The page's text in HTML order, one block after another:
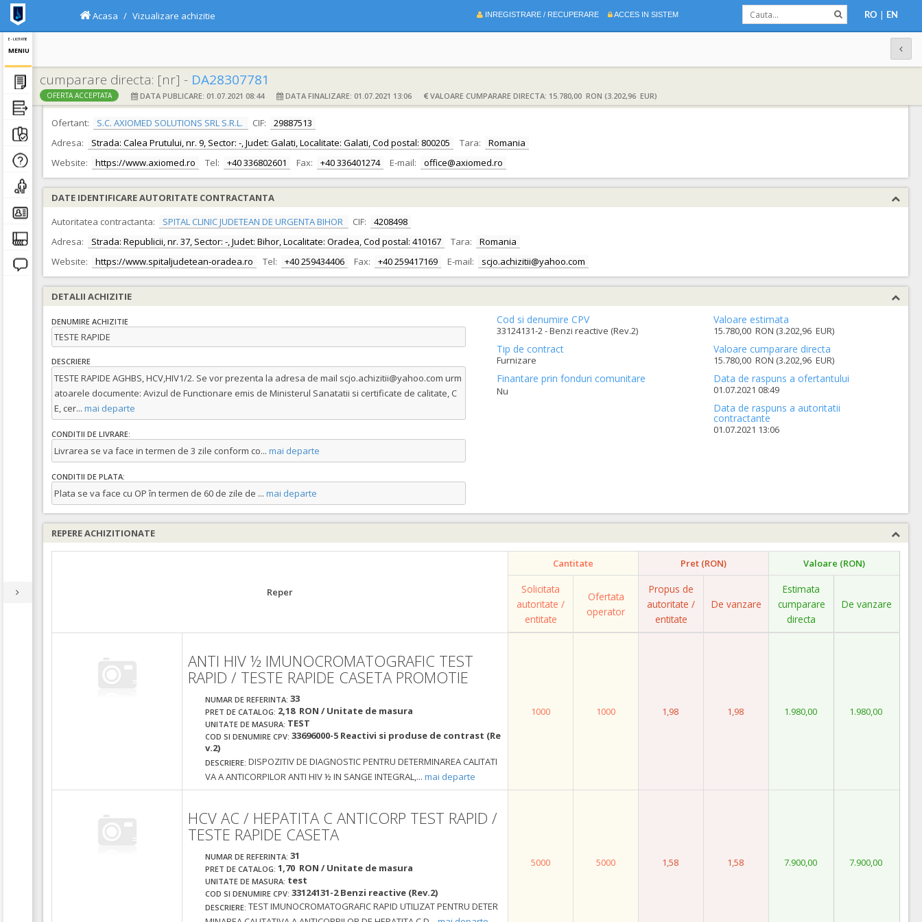
E - LICITATIE
MENIU
INREGISTRARE / RECUPERARE ACCES IN SISTEM RO | EN
Acasa Vizualizare achizitie
cumparare directa: [nr] - DA28307781
OFERTA ACCEPTATA DATA PUBLICARE: 01.07.2021 08:44 DATA FINALIZARE: 01.07.2021 13:06 VALOARE CUMPARARE DIRECTA: 15.780,00 RON (3.202,96 EUR)
DATE IDENTIFICARE OFERTANT
Ofertant:
S.C. AXIOMED SOLUTIONS SRL S.R.L. CIF:
29887513
Adresa:
Strada: Calea Prutului, nr. 9, Sector: -, Judet: Galati, Localitate: Galati, Cod postal: 800205 Tara:
Romania
Website:
https://www.axiomed.ro Tel: +40 336802601 Fax: +40 336401274 E-mail: office@axiomed.ro
DATE IDENTIFICARE AUTORITATE CONTRACTANTA
Autoritatea contractanta:
SPITAL CLINIC JUDETEAN DE URGENTA BIHOR CIF:
4208498
Adresa:
Strada: Republicii, nr. 37, Sector: -, Judet: Bihor, Localitate: Oradea, Cod postal: 410167 Tara:
Romania
Website:
https://www.spitaljudetean-oradea.ro Tel: +40 259434406 Fax: +40 259417169 E-mail: scjo.achizitii@yahoo.com
DETALII ACHIZITIE
DENUMIRE ACHIZITIE
TESTE RAPIDE
DESCRIERE
TESTE RAPIDE AGHBS, HCV,HIV1/2. Se vor prezenta la adresa de mail scjo.achizitii@yahoo.com urm
atoarele documente: Avizul de Functionare emis de Ministerul Sanatatii si certificate de calitate, C
E, cer... mai departe
CONDITII DE LIVRARE:
Livrarea se va face in termen de 3 zile conform co... mai departe
CONDITII DE PLATA:
Plata se va face cu OP în termen de 60 de zile de ... mai departe
Cod si denumire CPV
33124131-2 - Benzi reactive (Rev.2)
Tip de contract
Furnizare
Finantare prin fonduri comunitare
Nu
Valoare estimata
15.780,00 RON (3.202,96 EUR)
Valoare cumparare directa
15.780,00 RON (3.202,96 EUR)
Data de raspuns a ofertantului
01.07.2021 08:49
Data de raspuns a autoritatii
contractante
01.07.2021 13:06
REPERE ACHIZITIONATE
Reper
Cantitate Pret (RON) Valoare (RON)
Solicitata
autoritate /
entitate
Ofertata
operator
Propus de
autoritate /
entitate
De vanzare
Estimata
cumparare
directa
De vanzare
ANTI HIV ½ IMUNOCROMATOGRAFIC TEST
RAPID / TESTE RAPIDE CASETA PROMOTIE
NUMAR DE REFERINTA: 33
PRET DE CATALOG: 2,18 RON / Unitate de masura
UNITATE DE MASURA: TEST
COD SI DENUMIRE CPV: 33696000-5 Reactivi si produse de contrast (Re
v.2)
DESCRIERE: DISPOZITIV DE DIAGNOSTIC PENTRU DETERMINAREA CALITATI
VA A ANTICORPILOR ANTI HIV ½ IN SANGE INTEGRAL,... mai departe
1000 1000 1,98 1,98 1.980,00 1.980,00
HCV AC / HEPATITA C ANTICORP TEST RAPID /
TESTE RAPIDE CASETA
NUMAR DE REFERINTA: 31
PRET DE CATALOG: 1,70 RON / Unitate de masura
UNITATE DE MASURA: test
COD SI DENUMIRE CPV: 33124131-2 Benzi reactive (Rev.2)
DESCRIERE: TEST IMUNOCROMATOGRAFIC RAPID UTILIZAT PENTRU DETER
5000 5000 1,58 1,58 7.900,00 7.900,00